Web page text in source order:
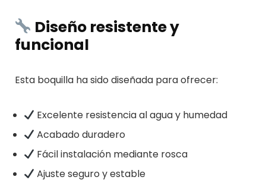
Diseño resistente y
funcional
Esta boquilla ha sido diseñada para ofrecer:
Excelente resistencia al agua y humedad
Acabado duradero
Fácil instalación mediante rosca
Ajuste seguro y estable